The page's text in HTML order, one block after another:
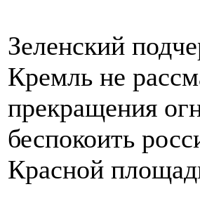
Зеленский
Кремль не
прекращения
беспокоить
Красной